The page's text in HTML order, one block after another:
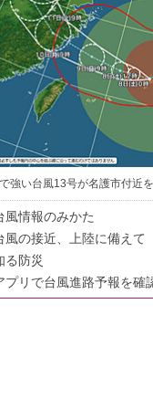
強い台風13号が名護市付近
風情報のみかた
風の接近、上陸に備えて
る防災
プリで台風進路予報を確